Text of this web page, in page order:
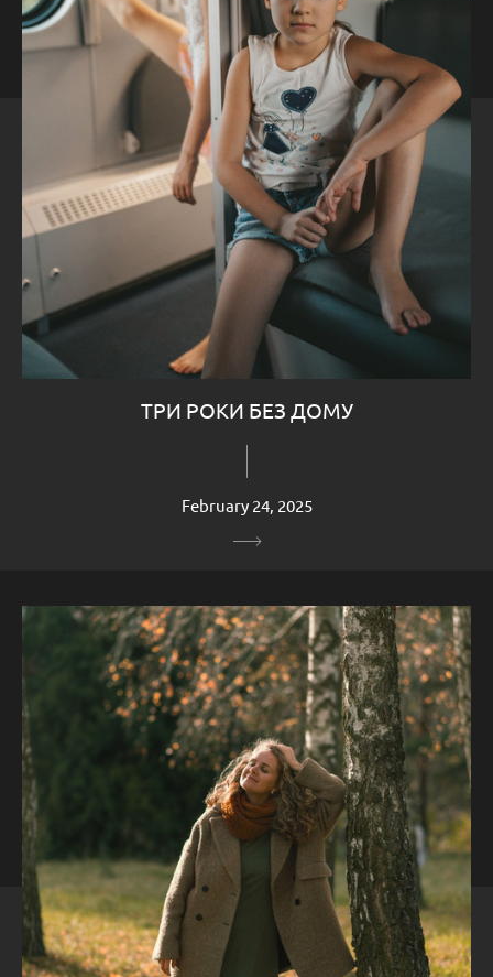
ТРИ РОКИ БЕЗ ДОМУ
February 24, 2025